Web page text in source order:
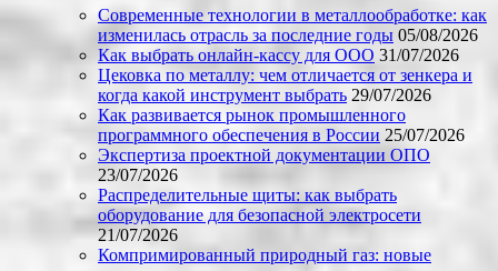
Современные технологии в металлообработке: как
изменилась отрасль за последние годы 05/08/2026
Как выбрать онлайн-кассу для ООО 31/07/2026
Цековка по металлу: чем отличается от зенкера и
когда какой инструмент выбрать 29/07/2026
Как развивается рынок промышленного
программного обеспечения в России 25/07/2026
Экспертиза проектной документации ОПО
23/07/2026
Распределительные щиты: как выбрать
оборудование для безопасной электросети
21/07/2026
Компримированный природный газ: новые